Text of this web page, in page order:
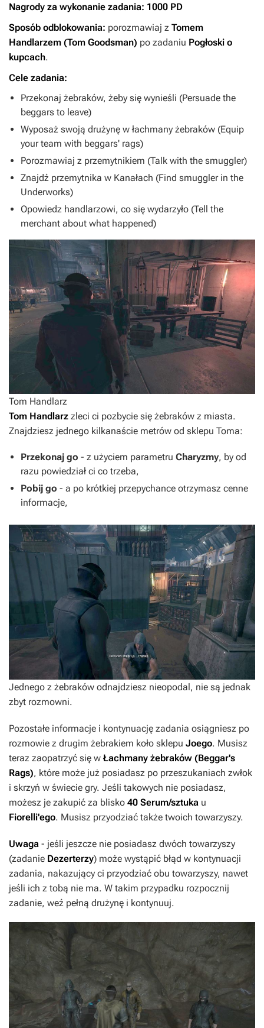
Nagrody za wykonanie zadania: 1000 PD
Sposób odblokowania: porozmawiaj z Tomem
Handlarzem (Tom Goodsman) po zadaniu Pogłoski o
kupcach.
Cele zadania:
Przekonaj żebraków, żeby się wynieśli (Persuade the
beggars to leave)
Wyposaż swoją drużynę w łachmany żebraków (Equip
your team with beggars' rags)
Porozmawiaj z przemytnikiem (Talk with the smuggler)
Znajdź przemytnika w Kanałach (Find smuggler in the
Underworks)
Opowiedz handlarzowi, co się wydarzyło (Tell the
merchant about what happened)
Tom Handlarz
Tom Handlarz zleci ci pozbycie się żebraków z miasta.
Znajdziesz jednego kilkanaście metrów od sklepu Toma:
Przekonaj go - z użyciem parametru Charyzmy, by od
razu powiedział ci co trzeba,
Pobij go - a po krótkiej przepychance otrzymasz cenne
informacje,
Jednego z żebraków odnajdziesz nieopodal, nie są jednak
zbyt rozmowni.
Pozostałe informacje i kontynuację zadania osiągniesz po
rozmowie z drugim żebrakiem koło sklepu Joego. Musisz
teraz zaopatrzyć się w Łachmany żebraków (Beggar's
Rags), które może już posiadasz po przeszukaniach zwłok
i skrzyń w świecie gry. Jeśli takowych nie posiadasz,
możesz je zakupić za blisko 40 Serum/sztuka u
Fiorelli'ego. Musisz przyodziać także twoich towarzyszy.
Uwaga - jeśli jeszcze nie posiadasz dwóch towarzyszy
(zadanie Dezerterzy) może wystąpić błąd w kontynuacji
zadania, nakazujący ci przyodziać obu towarzyszy, nawet
jeśli ich z tobą nie ma. W takim przypadku rozpocznij
zadanie, weź pełną drużynę i kontynuuj.